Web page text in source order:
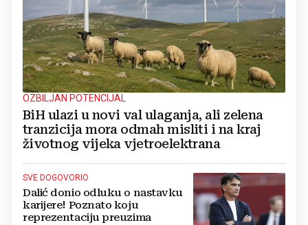
OZBILJAN POTENCIJAL
BiH ulazi u novi val ulaganja, ali zelena
tranzicija mora odmah misliti i na kraj
životnog vijeka vjetroelektrana
SVE DOGOVORIO
Dalić donio odluku o nastavku
karijere! Poznato koju
reprezentaciju preuzima